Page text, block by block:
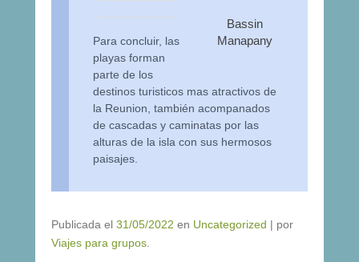
Bassin
Manapany
Para concluir, las
playas forman
parte de los
destinos turisticos mas atractivos de
la Reunion, también acompanados
de cascadas y caminatas por las
alturas de la isla con sus hermosos
paisajes.
Publicada el 31/05/2022 en Uncategorized | por
Viajes para grupos.